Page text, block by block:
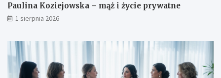
Paulina Koziejowska – mąż i życie prywatne
1 sierpnia 2026